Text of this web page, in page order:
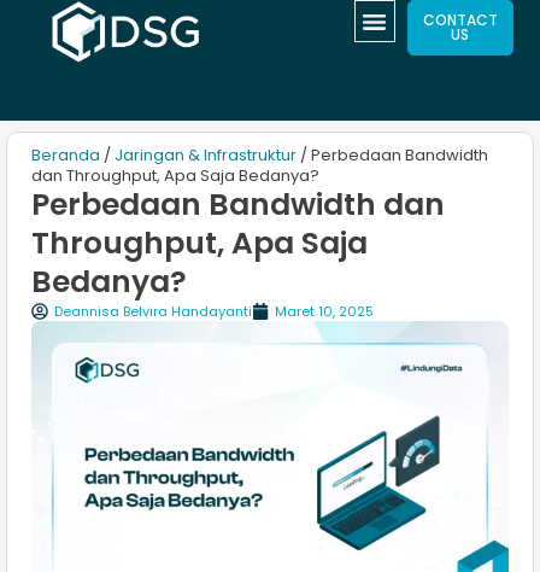
CONTACT
US
Beranda / Jaringan & Infrastruktur / Perbedaan Bandwidth
dan Throughput, Apa Saja Bedanya?
Perbedaan Bandwidth dan
Throughput, Apa Saja
Bedanya?
Deannisa Belvira Handayanti Maret 10, 2025